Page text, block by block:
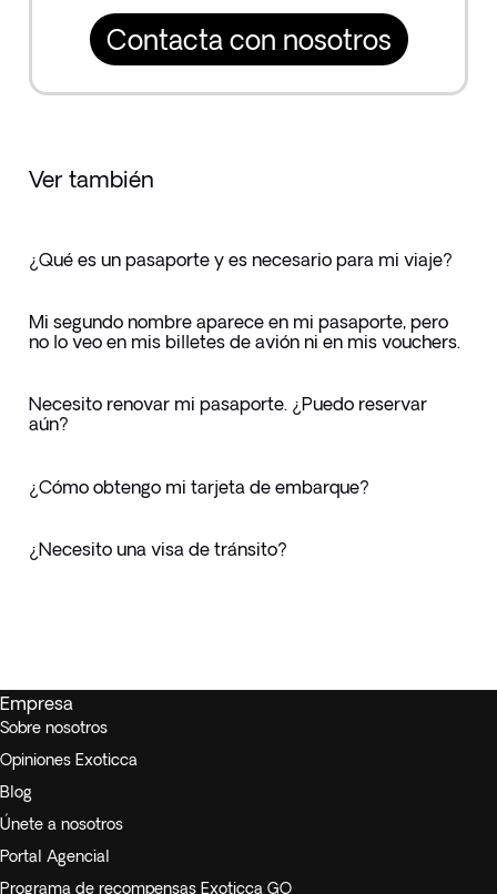
Contacta con nosotros
Ver también
¿Qué es un pasaporte y es necesario para mi viaje?
Mi segundo nombre aparece en mi pasaporte, pero
no lo veo en mis billetes de avión ni en mis vouchers.
Necesito renovar mi pasaporte. ¿Puedo reservar
aún?
¿Cómo obtengo mi tarjeta de embarque?
¿Necesito una visa de tránsito?